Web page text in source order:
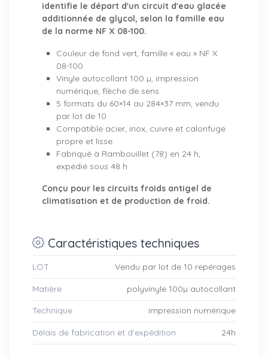
identifie le départ d'un circuit d'eau glacée
additionnée de glycol, selon la famille eau
de la norme NF X 08-100.
Couleur de fond vert, famille « eau » NF X
08-100
Vinyle autocollant 100 µ, impression
numérique, flèche de sens
5 formats du 60×14 au 284×37 mm, vendu
par lot de 10
Compatible acier, inox, cuivre et calorifuge
propre et lisse
Fabriqué à Rambouillet (78) en 24 h,
expédié sous 48 h
Conçu pour les circuits froids antigel de
climatisation et de production de froid.
Caractéristiques techniques
LOT Vendu par lot de 10 repérages
Matière polyvinyle 100µ autocollant
Technique impression numérique
Délais de fabrication et d’expédition 24h